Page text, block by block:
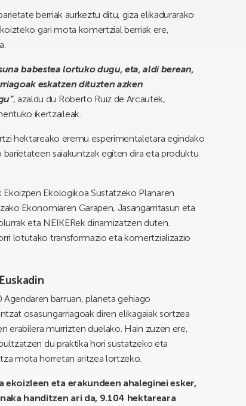
berriak aurkeztu ditu, giza elikadurarako
gari mota komertzial berriak ere,
babestea lortuko dugu, eta, aldi berean,
eskatzen dituzten azken
, azaldu du Roberto Ruiz de Arcautek,
ikertzaileak.
hektareako eremu esperimentaletara egindako
saiakuntzak egiten dira eta produktu
Ekologikoa Sustatzeko Planaren
Ekonomiaren Garapen, Jasangarritasun eta
eta NEIKERek dinamizatzen duten.
lotutako transformazio eta komertzializazio
barruan, planeta gehiago
osasungarriagoak diren elikagaiak sortzea
erabilera murrizten duelako. Hain zuzen ere,
du praktika hori sustatzeko eta
mota horretan aritzea lortzeko.
eta erakundeen ahaleginei esker,
handitzen ari da, 9.104 hektareara